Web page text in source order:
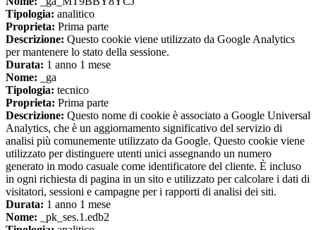
Tipologia: analitico
Proprieta: Prima parte
Descrizione: Questo cookie viene utilizzato da Google Analytics
per mantenere lo stato della sessione.
Durata: 1 anno 1 mese
Nome: _ga
Tipologia: tecnico
Proprieta: Prima parte
Descrizione: Questo nome di cookie è associato a Google Universal
Analytics, che è un aggiornamento significativo del servizio di
analisi più comunemente utilizzato da Google. Questo cookie viene
utilizzato per distinguere utenti unici assegnando un numero
generato in modo casuale come identificatore del cliente. È incluso
in ogni richiesta di pagina in un sito e utilizzato per calcolare i dati di
visitatori, sessioni e campagne per i rapporti di analisi dei siti.
Durata: 1 anno 1 mese
Nome: _pk_ses.1.edb2